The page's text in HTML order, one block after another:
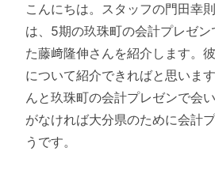
こんにちは。スタッフの門田幸
は、5期の玖珠町の会計プレゼ
た藤﨑隆伸さんを紹介します。
について紹介できればと思いま
んと玖珠町の会計プレゼンで会
がなければ大分県のために会計
うです。